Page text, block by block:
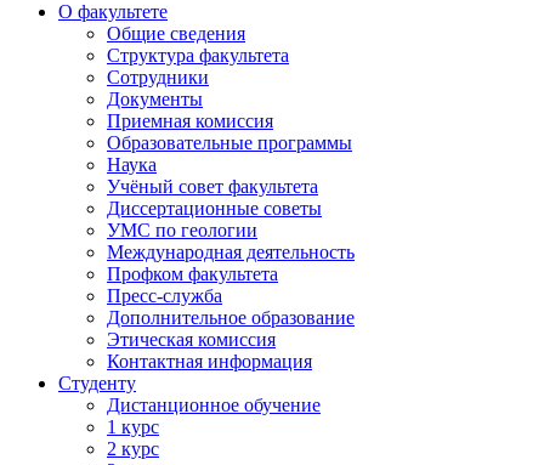
О факультете
Общие сведения
Структура факультета
Сотрудники
Документы
Приемная комиссия
Образовательные программы
Наука
Учёный совет факультета
Диссертационные советы
УМС по геологии
Международная деятельность
Профком факультета
Пресс-служба
Дополнительное образование
Этическая комиссия
Контактная информация
Студенту
Дистанционное обучение
1 курс
2 курс